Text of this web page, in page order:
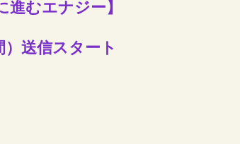
進むエナジー】
送信スタート